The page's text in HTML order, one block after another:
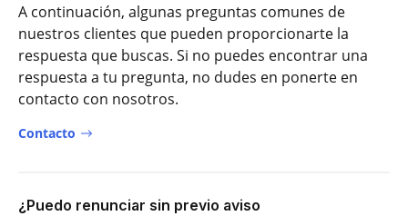
A continuación, algunas preguntas comunes de
nuestros clientes que pueden proporcionarte la
respuesta que buscas. Si no puedes encontrar una
respuesta a tu pregunta, no dudes en ponerte en
contacto con nosotros.
Contacto
¿Puedo renunciar sin previo aviso